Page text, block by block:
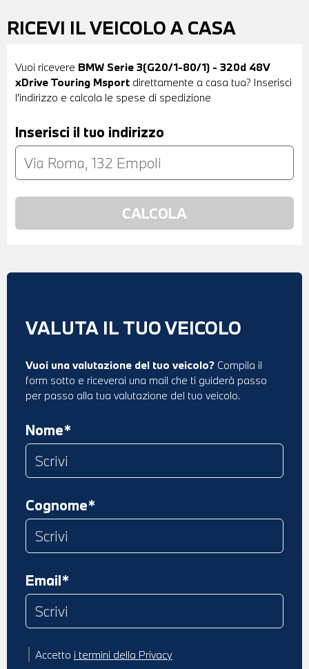
RICEVI IL VEICOLO A CASA
Vuoi ricevere BMW Serie 3(G20/1-80/1) - 320d 48V
xDrive Touring Msport direttamente a casa tua? Inserisci
l'indirizzo e calcola le spese di spedizione
Inserisci il tuo indirizzo
VALUTA IL TUO VEICOLO
Vuoi una valutazione del tuo veicolo? Compila il
form sotto e riceverai una mail che ti guiderà passo
per passo alla tua valutazione del tuo veicolo.
Nome*
Cognome*
Email*
Accetto i termini della Privacy